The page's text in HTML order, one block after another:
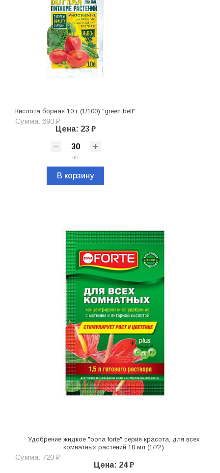
Кислота борная 10 г (1/100) "green belt"
Сумма: 690 ₽
Цена: 23 ₽
шт
В корзину
Удобрение жидкое "bona forte" серия красота, для всех
комнатных растений 10 мл (1/72)
Сумма: 720 ₽
Цена: 24 ₽